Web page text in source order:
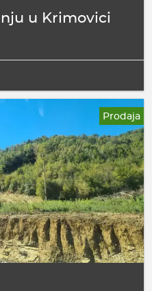
u Krimovici
Prodaja